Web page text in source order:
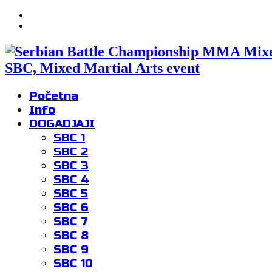
SBC, Mixed Martial Arts event
Početna
Info
DOGADJAJI
SBC 1
SBC 2
SBC 3
SBC 4
SBC 5
SBC 6
SBC 7
SBC 8
SBC 9
SBC 10